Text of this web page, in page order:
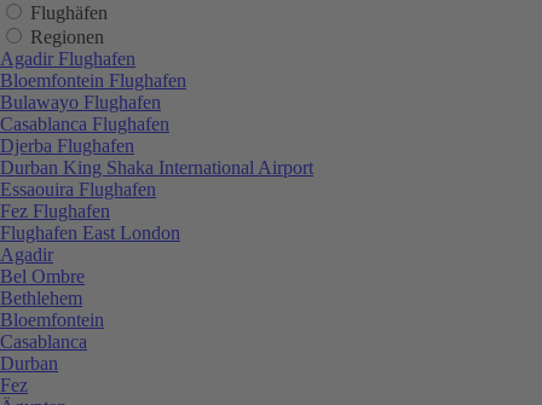
Flughäfen
Regionen
Agadir Flughafen
Bloemfontein Flughafen
Bulawayo Flughafen
Casablanca Flughafen
Djerba Flughafen
Durban King Shaka International Airport
Essaouira Flughafen
Fez Flughafen
Flughafen East London
Agadir
Bel Ombre
Bethlehem
Bloemfontein
Casablanca
Durban
Fez